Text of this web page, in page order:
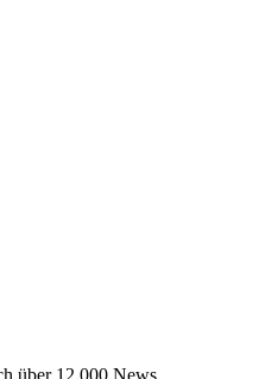
über 12.000 News